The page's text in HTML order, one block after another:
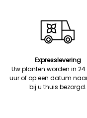
Expresslevering
Uw planten worden in 24
uur of op een datum
bij u thuis bezorgd.